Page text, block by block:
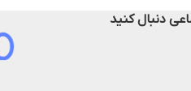
دنبال کنید